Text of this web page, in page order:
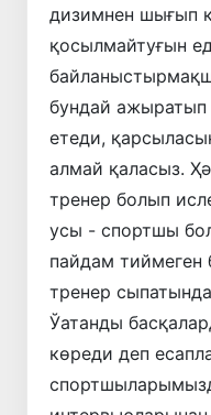
дизимнен шығып
қосылмайтуғын
бундай ажыратып
етеди,
алмай қаласыз.
тренер болып
усы - спортшы
пайдам тиймеген
тренер
Ўатанды
көреди деп